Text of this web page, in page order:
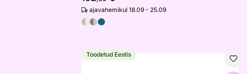
ajavahemikul 18.09 - 25.09
Toodetud Eestis